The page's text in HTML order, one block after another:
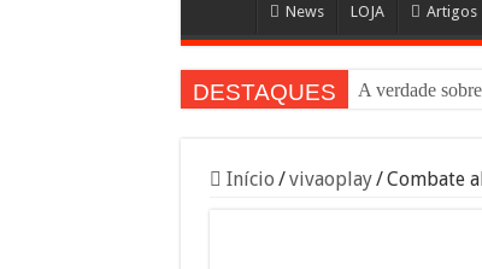
News LOJA Artigos
DESTAQUES A verdade
Início /vivaoplay/Combate